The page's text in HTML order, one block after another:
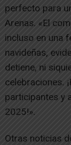
perfecto para
Arenas. «El
incluso en una
navideñas,
detiene, ni
celebraciones.
participantes y
2025!».
Otras noticias